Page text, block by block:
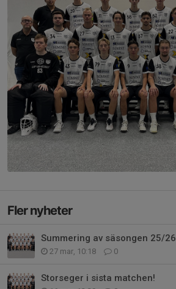
Fler nyheter
Summering av säsongen 25/26
27 mar, 10:18 0
Storseger i sista matchen!